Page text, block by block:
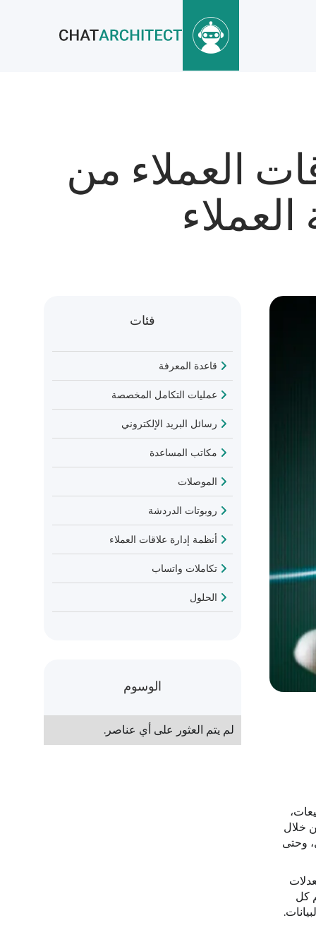
العملاء من
خلال
وحتى
كل
فئات
قاعدة المعرفة
عمليات التكامل المخصصة
رسائل البريد الإلكتروني
مكاتب المساعدة
الموصلات
روبوتات الدردشة
أنظمة إدارة علاقات العملاء
تكاملات واتساب
الحلول
الوسوم
لم يتم العثور على أي عناصر.